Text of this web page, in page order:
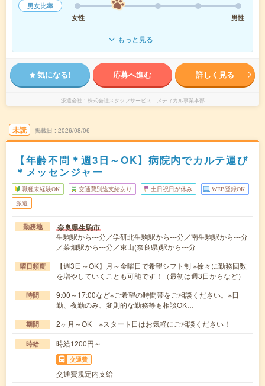
男女比率
女性
男性
もっと見る
気になる! 応募へ進む 詳しく見る
派遣会社 株式会社スタッフサービス メディカル事業本部
未読 掲載日 2026/08/06
【年齢不問＊週3日～OK】病院内でカルテ運び
＊メッセンジャー
職種未経験OK 交通費別途支給あり 土日祝日が休み WEB登録OK
派遣
勤務地 奈良県生駒市
生駒駅から---分／学研北生駒駅から---分／南生駒駅から---分
／菜畑駅から---分／東山(奈良県)駅から---分
曜日頻度
【週3日～OK】月～金曜日で希望シフト制 ※徐々に勤務回数
を増やしていくことも可能です！（最初は週3日からなど）
時間
9:00～17:00など※ご希望の時間帯をご相談ください。※日
勤、夜勤のみ、変則的な勤務等も相談OK…
期間 2ヶ月～OK ※スタート日はお気軽にご相談ください！
時給 時給1200円～
交通費
交通費規定内支給